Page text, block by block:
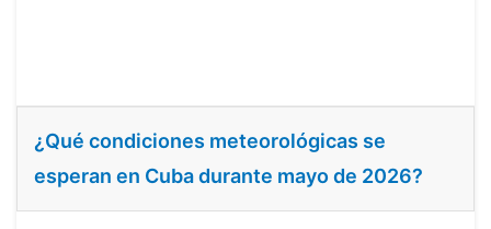
¿Qué condiciones meteorológicas se
esperan en Cuba durante mayo de 2026?